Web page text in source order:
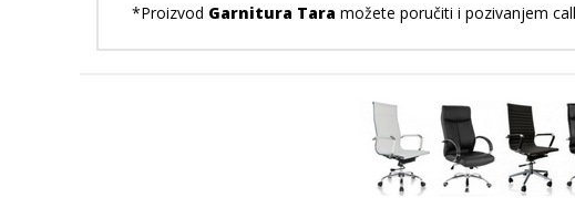
*Proizvod Garnitura Tara možete poručiti i pozivanjem